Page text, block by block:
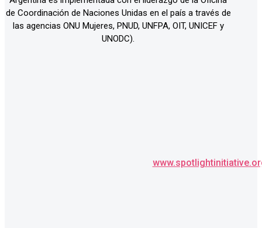
de Coordinación de Naciones Unidas en el país a través de
las agencias ONU Mujeres, PNUD, UNFPA, OIT, UNICEF y
UNODC).